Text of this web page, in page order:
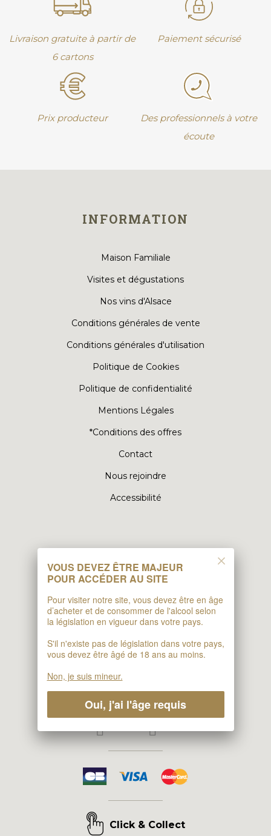
Livraison gratuite à partir de
6 cartons
Paiement sécurisé
Prix producteur
Des professionnels à votre
écoute
INFORMATION
Maison Familiale
Visites et dégustations
Nos vins d'Alsace
Conditions générales de vente
Conditions générales d'utilisation
Politique de Cookies
Politique de confidentialité
Mentions Légales
*Conditions des offres
Contact
Nous rejoindre
Accessibilité
CONTACT
Caveau Klipfel
1 Rue Rotland
67140 BARR
Tél. : 03 88 08 08 63
Click & Collect
VOUS DEVEZ ÊTRE MAJEUR
POUR ACCÉDER AU SITE
Pour visiter notre site, vous devez être en âge
d’acheter et de consommer de l'alcool selon
la législation en vigueur dans votre pays.
S'il n'existe pas de législation dans votre pays,
vous devez être âgé de 18 ans au moins.
Non, je suis mineur.
Oui, j'ai l'âge requis